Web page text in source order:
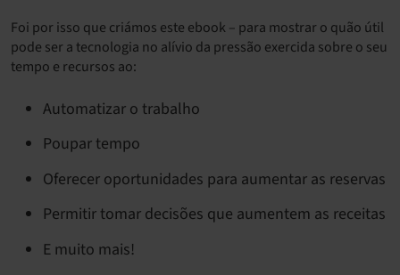
Foi por isso que criámos este ebook – para mostrar o quão útil
pode ser a tecnologia no alívio da pressão exercida sobre o seu
tempo e recursos ao:
Automatizar o trabalho
Poupar tempo
Oferecer oportunidades para aumentar as reservas
Permitir tomar decisões que aumentem as receitas
E muito mais!